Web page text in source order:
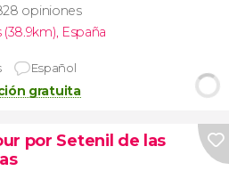
opiniones
(38.9km), España
Español
gratuita
por Setenil de las